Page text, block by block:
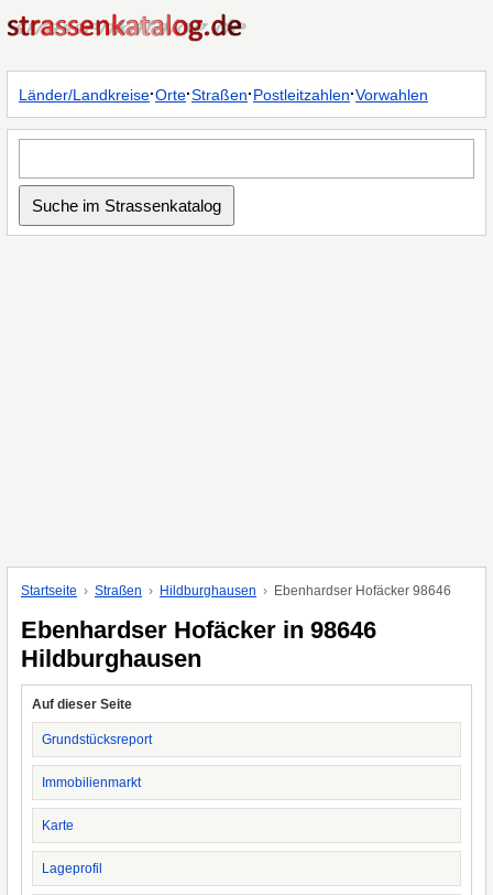
Länder/Landkreise·Orte·Straßen·Postleitzahlen·Vorwahlen
Startseite Straßen Hildburghausen Ebenhardser Hofäcker 98646
Ebenhardser Hofäcker in 98646
Hildburghausen
Auf dieser Seite
Grundstücksreport
Immobilienmarkt
Karte
Lageprofil